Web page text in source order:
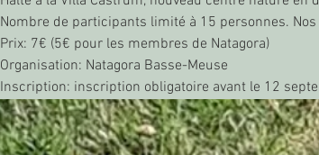
Nombre de participants limité à 15 personnes.
Prix: 7€ (5€ pour les membres de Natagora)
Organisation: Natagora Basse-Meuse
Inscription: inscription obligatoire avant le 12